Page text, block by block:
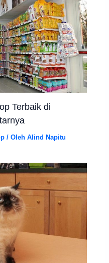
Terbaik di
/ OlehAlind Napitu